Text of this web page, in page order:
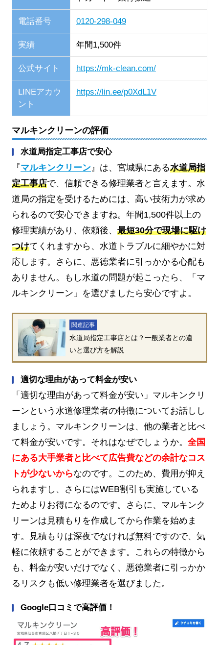
電話番号 0120-298-049
実績 年間1,500件
公式サイト https://mk-clean.com/
LINEアカウ
ント
https://lin.ee/p0XdL1V
マルキンクリーンの評価
水道局指定工事店で安心
『マルキンクリーン 』は、宮城県にある水道局指
定工事店で、信頼できる修理業者と言えます。水
道局の指定を受けるためには、高い技術力が求め
られるので安心できますね。年間1,500件以上の
修理実績があり、依頼後、 最短30分で現場に駆け
つけてくれますから、水道トラブルに細やかに対
応します。さらに、悪徳業者に引っかかる心配も
ありません。もし水道の問題が起こったら、「マ
ルキンクリーン」を選びましたら安心ですよ。
関連記事
水道局指定工事店とは？一般業者との違
いと選び方を解説
適切な理由があって料金が安い
「適切な理由があって料金が安い」マルキンクリ
ーンという水道修理業者の特徴についてお話しし
ましょう。マルキンクリーンは、他の業者と比べ
て料金が安いです。それはなぜでしょうか。 全国
にある大手業者と比べて広告費などの余計なコス
トが少ないからなのです。このため、費用が抑え
られますし、さらにはWEB割引も実施している
ためよりお得になるのです。さらに、マルキンク
リーンは見積もりを作成してから作業を始めま
す。見積もりは深夜でなければ無料ですので、気
軽に依頼することができます。これらの特徴から
も、料金が安いだけでなく、悪徳業者に引っかか
るリスクも低い修理業者を選びました。
Google口コミで高評価！